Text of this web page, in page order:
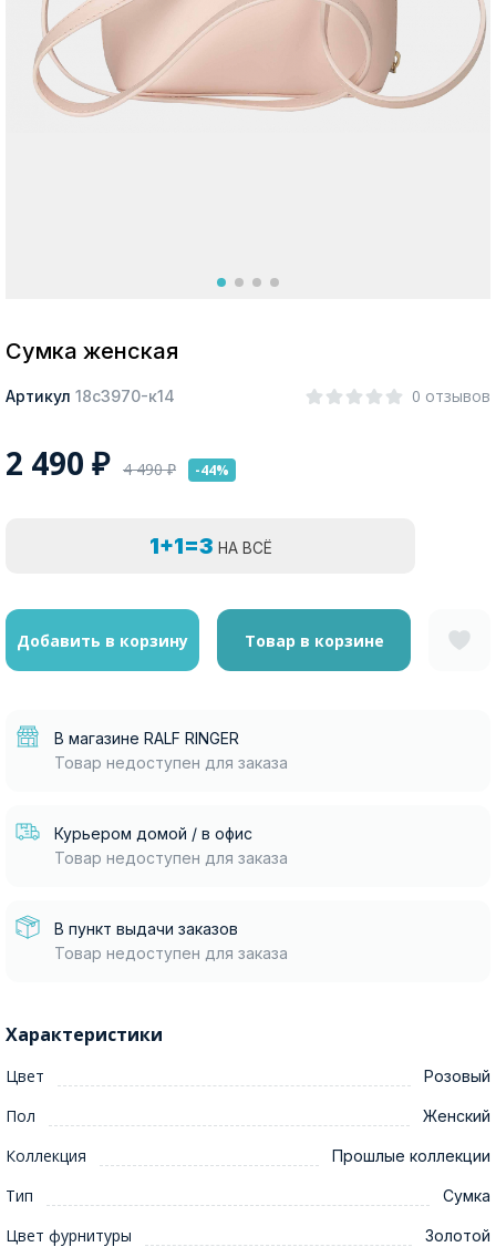
Сумка женская
Артикул 18с3970-к14 0 отзывов
2 490 ₽ 4 490₽ -44%
1+1=3 НА ВСЁ
Добавить в корзину Товар в корзине
В магазине RALF RINGER
Товар недоступен для заказа
Курьером домой / в офис
Товар недоступен для заказа
В пункт выдачи заказов
Товар недоступен для заказа
Характеристики
Цвет Розовый
Пол Женский
Коллекция Прошлые коллекции
Тип Сумка
Цвет фурнитуры Золотой